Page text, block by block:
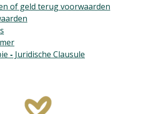
of geld terug voorwaarden
- Juridische Clausule